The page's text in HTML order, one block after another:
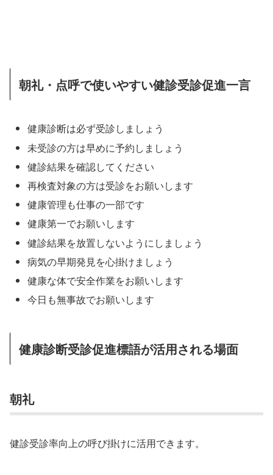
朝礼・点呼で使いやすい健診受診促進一言
健康診断は必ず受診しましょう
未受診の方は早めに予約しましょう
健診結果を確認してください
再検査対象の方は受診をお願いします
健康管理も仕事の一部です
健康第一でお願いします
健診結果を放置しないようにしましょう
病気の早期発見を心掛けましょう
健康な体で安全作業をお願いします
今日も無事故でお願いします
健康診断受診促進標語が活用される場面
朝礼
健診受診率向上の呼び掛けに活用できます。